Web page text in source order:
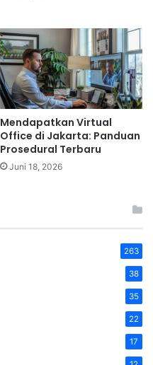
Mendapatkan Virtual
Office di Jakarta: Panduan
Prosedural Terbaru
Juni 18, 2026
263
38
35
22
17